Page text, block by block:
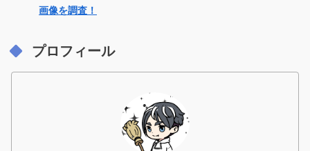
画像を調査！
プロフィール